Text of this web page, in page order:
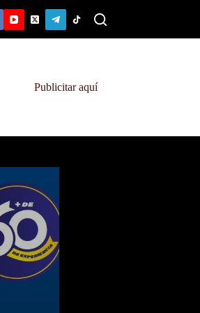
Publicitar aquí